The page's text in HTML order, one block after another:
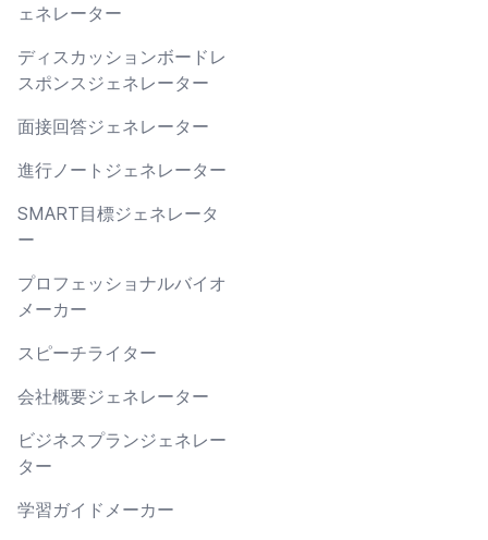
ェネレーター
ディスカッションボードレ
スポンスジェネレーター
面接回答ジェネレーター
進行ノートジェネレーター
SMART目標ジェネレータ
ー
プロフェッショナルバイオ
メーカー
スピーチライター
会社概要ジェネレーター
ビジネスプランジェネレー
ター
学習ガイドメーカー